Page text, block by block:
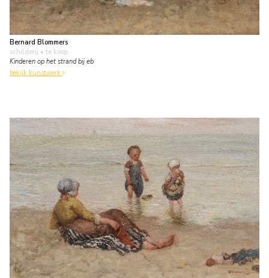
Bernard Blommers
schilderij • te koop
Kinderen op het strand bij eb
bekijk kunstwerk